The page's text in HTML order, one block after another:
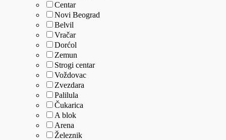
Centar
Novi Beograd
Belvil
Vračar
Dorćol
Zemun
Strogi centar
Voždovac
Zvezdara
Palilula
Čukarica
A blok
Arena
Železnik